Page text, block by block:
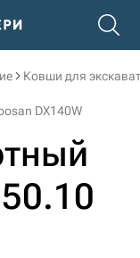
Ковши для
DX140W